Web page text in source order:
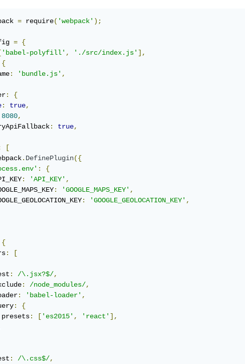
= require( 'webpack' );
= {
[ 'babel-polyfill' , './src/index.js' ],
{
: 'bundle.js' ,
:
{
: true,
8080,
: true,
[
. DefinePlugin({
:
{
: 'API_KEY' ,
: 'GOOGLE_MAPS_KEY' ,
: 'GOOGLE_GEOLOCATION_KEY' ,
{
:
[
: /\.jsx?$/,
: /node_modules/,
: 'babel-loader' ,
:
{
: [ 'es2015' , 'react' ],
: /\.css$/,